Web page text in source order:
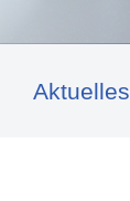
Aktuelles